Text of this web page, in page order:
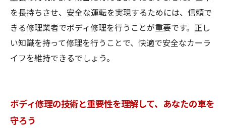
を長持ちさせ、安全な運転を実現するためには、信頼で
きる修理業者でボディ修理を行うことが重要です。正し
い知識を持って修理を行うことで、快適で安全なカーラ
イフを維持できるでしょう。
ボディ修理の技術と重要性を理解して、あなたの車を
守ろう